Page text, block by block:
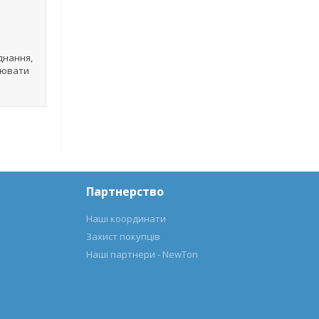
Партнерство
Наші координати
Захист покупців
Наші партнери - NewTon